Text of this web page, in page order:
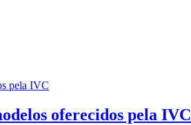
oferecidos pela IVC